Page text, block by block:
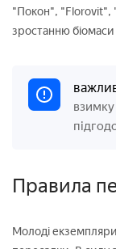
"Покон", "Florovit",
зростанню
Правила
Молоді